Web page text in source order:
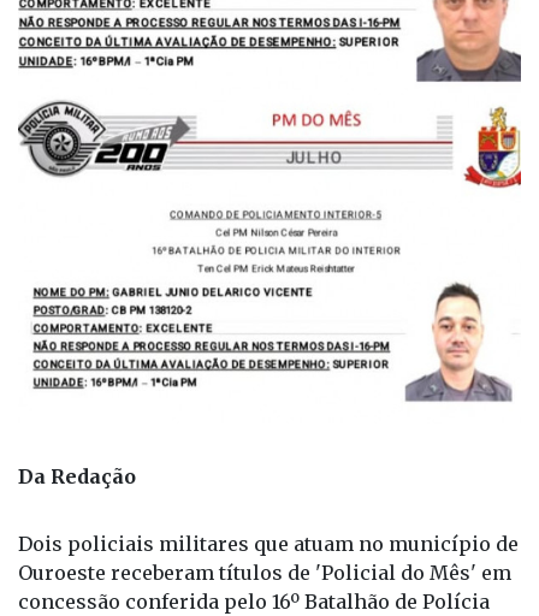
Da Redação
Dois policiais militares que atuam no município de
Ouroeste receberam títulos de 'Policial do Mês' em
concessão conferida pelo 16º Batalhão de Polícia